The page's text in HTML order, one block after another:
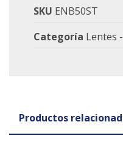
SKU ENB50ST
Categoría Lentes
Productos